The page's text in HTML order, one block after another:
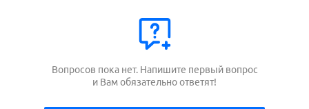
Вопросов пока нет. Напишите первый вопрос
и Вам обязательно ответят!